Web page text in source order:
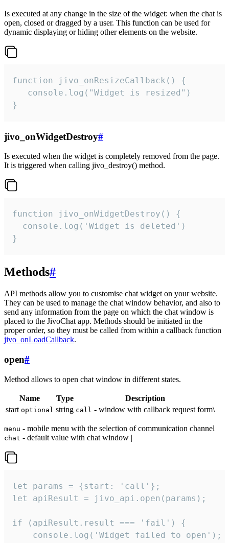
Is executed at any change in the size of the widget: when the chat is
open, closed or dragged by a user. This function can be used for
dynamic displaying or hiding other elements on the website.
function jivo_onResizeCallback() {
   console.log("Widget is resized")
}
jivo_onWidgetDestroy#
Is executed when the widget is completely removed from the page.
It is triggered when calling jivo_destroy() method.
function jivo_onWidgetDestroy() {
  console.log('Widget is deleted')
}
Methods#
API methods allow you to customise chat widget on your website.
They can be used to manage the chat window behavior, and also to
send any information from the page on which the chat window is
placed to the JivoChat app. Methods should be initiated in the
proper order, so they must be called from within a callback function
jivo_onLoadCallback.
open#
Method allows to open chat window in different states.
Name Type
Description
start optional string call - window with callback request form\
menu - mobile menu with the selection of communication channel
chat - default value with chat window |
let params = {start: 'call'};
let apiResult = jivo_api.open(params);
if (apiResult.result === 'fail') {
    console.log('Widget failed to open');